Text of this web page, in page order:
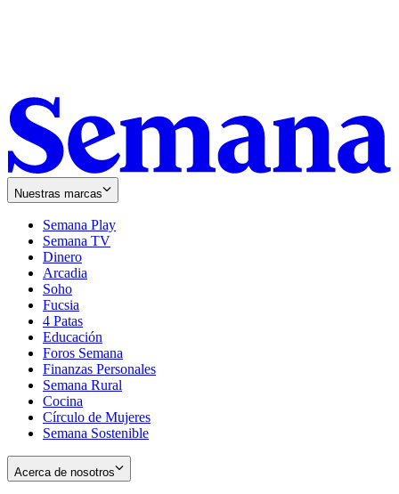
Nuestras marcas
Semana Play
Semana TV
Dinero
Arcadia
Soho
in
new
window
Fucsia
in
new
window
4 Patas
Educación
Foros Semana
Finanzas Personales
Semana Rural
Cocina
Círculo de Mujeres
Semana Sostenible
Acerca de nosotros